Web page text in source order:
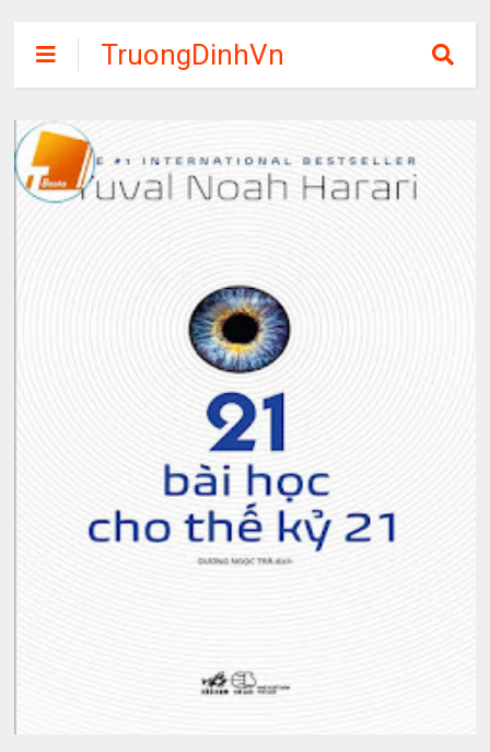
TruongDinhVn
Chia sẽ ebook,
phần mềm học
tập miễn phí